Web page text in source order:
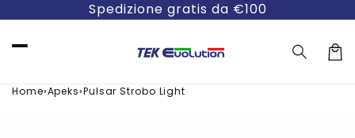
Spedizione gratis da €100
Home›Apeks›Pulsar Strobo Light